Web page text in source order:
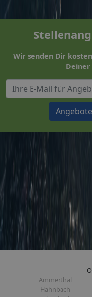
Wir senden Dir
Deiner
Ammerthal
Hahnbach